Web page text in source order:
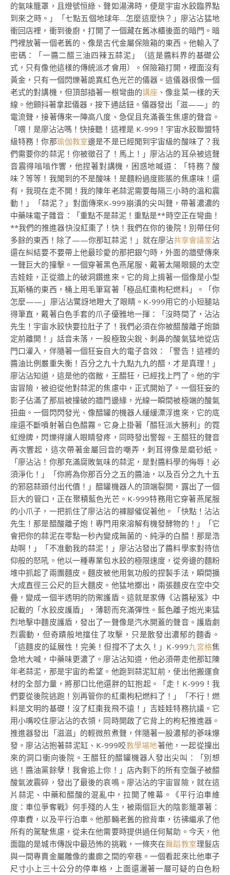
的氣味籠罩，且燈號恒綠、聲如湯沸時，便是宇宙水餃臨界點
到來之時。」「七點五個地球年…怎麼這麼快？」廖沾沾猛地
衝回店裡，衝到後廚，打開了一個藏在舊冰櫃後面的暗門。暗
門裡放著一個老舊的、像是古代金屬保險箱的東西。他輸入了
密碼：「一醬二醋三油四辣五蒜泥」（這是醬料界的基礎公
式，只有像他這樣的傳統派才會用）。保險箱打開，裡面沒有
黃金，只有一個閃爍著詭異紅色光芒的儀器。這儀器很像一個
老式的對講機，但頂部插著一根彎曲的講座 、像韭菜一樣的天
線。他顫抖著拿起儀器，按下通話鈕。儀器發出「滋——」的
電流聲，接著傳來一陣高八度、急促且充滿養生焦慮的聲音。
「喂！是廖沾沾嗎！快接聽！這裡是 K-999！宇宙水餃聯盟特
級特務！你那瑜伽教室邊是不是已經聞到宇宙級的酸味了？我
們需要你的蒜泥！你被徵召了！馬上！」廖沾沾的耳朵被這聲
音震得嗡嗡作響，他捏著對講機，困惑地喊道：「特務？酸
味？等等！我聞到的不是酸味！是麵粉過度膨脹的焦慮味！還
有，我現在走不開！我的陳年老蒜泥需要每隔三小時的溫和震
動！」「蒜泥？」對面傳來K-999崩潰的尖叫聲，帶著濃濃的
中藥味電子雜音：「重點不是蒜泥！重點是**時空正在彎曲！
**我們的推進器快沒紅棗了！快！我們在你的後院！別帶任何
多餘的東西！除了——你那缸蒜泥！」就在廖沾共享會議室沾
還在糾結要不要帶上他最珍愛的那把銀勺時，外面的牆壁傳來
一聲巨大的撞擊。一個穿著黑色燕尾服、戴著太陽眼鏡的太空
吉娃娃，正從牆上的破洞鑽進來。它的背上揹著一個像是小型
瓦斯桶的東西，桶上用毛筆寫著「極品紅棗枸杞燃料」。「你
怎麼——」廖沾沾驚訝地瞪大了眼睛。K-999用它的小短腿站
得筆直，戴著白色手套的爪子優雅地一揮：「沒時間了，沾沾
先生！宇宙水餃快要拉肚子了！我們必須在你被醋酸離子炮鎖
定前離開！」話音未落，一股極致尖銳、刺鼻的酸氣猛地從店
門口灌入，伴隨著一個狂妄自大的電子音效：「警告！這裡的
醬油比例嚴重失衡！百分之九十九點九九的醋，才是真理！」
廖沾沾知道，這是他的宿敵，王醋狂，已經找上門了。他的宇
宙冒險，被迫從他對蒜泥的焦慮中，正式開始了。一個狂妄的
影子佔滿了那扇被撞破的牆門邊緣，光線一瞬間被極端的酸氣
扭曲。一個閃閃發光、像醋罐的機器人緩緩漂浮進來，它的底
座還不斷噴射著白色醋霧。它身上掛著「醋狂派大勝利」的霓
虹燈牌，閃爍得讓人眼睛發疼，同時發出警報。王醋狂的聲音
再次響起，這次帶著金屬回音的嘲弄，刺耳得像是磨砂紙。
「廖沾沾！你那充滿腐敗氣味的蒜泥，是對醬料學的侮辱！必
須淨化！」「你將為你那百分之五的醬油，以及百分之九十五
的邪惡蒜頭付出代價！」醋罐機器人的頂端裂開，露出了一個
巨大的管口，正在聚積藍色光芒。K-999特務用它穿著燕尾服
的小爪子，一把抓住了廖沾沾的褲腳催促著他。「快點！沾沾
先生！那是醋酸離子炮！專門用來溶解有機發酵物的！」「它
會把你的蒜泥在零點一秒內變成無菌的、純淨的白醋！那是浩
劫啊！」「不准動我的蒜泥！」廖沾沾發出了醬料學家對待信
仰般的怒吼。他以一種專業包水餃的極限速度，從旁邊的麵粉
堆中抓起了兩團麵皮。麵皮被他用氣功般的捏製手法，瞬間擴
大成直徑三公尺的巨大麵皮。他猛地擲出，兩張麵皮在空中交
疊，變成一個半透明的防禦護盾。這就是家傳《沾醬秘笈》中
記載的「水餃皮護盾」，薄韌而充滿彈性。藍色離子炮光束猛
烈地擊中麵皮護盾，發出了一聲像是汽水開蓋的聲音。護盾劇
烈震動，但奇蹟般地擋住了攻擊，只是散發出濃郁的麵香。
「這麵皮的延展性！完美！但撐不了太久！」K-999九宮格焦
急地大喊，中藥味更濃了。廖沾沾知道，他必須帶走他那缸陳
年老蒜泥，那是宇宙的希望。他跑到蒜泥缸前，使出他搬運食
材的全部力量，將那口比他還胖的缸抱起。「走！K-999！我
們要從後院逃跑！別再管你的紅棗枸杞燃料了！」「不行！燃
料是文明的基礎！沒了紅棗我飛不遠！」吉娃娃特務抗議。它
用小嘴咬住廖沾沾的衣領，同時開啟了它背上的枸杞推進器。
推進器發出「滋滋」的輕微煎煮聲，伴隨著一股濃郁的蔘味爆
發。廖沾沾抱著蒜泥缸、K-999咬教學場地著他，一起從撞出
來的洞口衝向後院。王醋狂的醋罐機器人發出尖叫：「別想
逃！醬油黨餘孽！我會追上你！」店內剩下的所有空盤子被醋
酸氣波震碎，發出了最後的哀鳴。廖沾沾的宇宙冒險，就在這
片蒜泥、中藥和醋酸的混亂中，拉開了帷幕。《平行泊車維
度：車位爭奪戰》何手殘的人生，被兩個巨大的陰影籠罩著：
停車費，以及平行泊車。他那輛老舊的掀背車，彷彿繼承了他
所有的駕駛焦慮，從未在他需要時提供過任何幫助。今天，他
面臨的是城市傳說中最恐怖的挑戰，一條夾在舞蹈教室理髮店
與一間專賣金屬雕像的畫廊之間的窄巷。一個看起來比他車子
尺寸小上三十公分的停車格，上面還灑著一層可疑的白色粉